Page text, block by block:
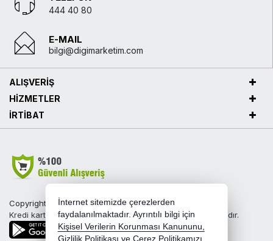
444 40 80
E-MAIL
bilgi@digimarketim.com
ALIŞVERİŞ
HİZMETLER
İRTİBAT
Copyright 2026 digimarketim.com - Tüm hakları saklıdır.
Kredi kartı bilgileriniz 256bit SSL sertifikası ile korunmaktadır.
İnternet sitemizde çerezlerden
faydalanılmaktadır. Ayrıntılı bilgi için
Kişisel Verilerin Korunması Kanununu,
Gizlilik Politikası ve Çerez Politikamızı